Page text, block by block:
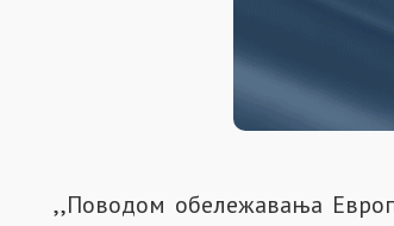
,,Поводом обележавања